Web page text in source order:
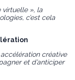
virtuelle », la
c’est cela
créative
et d’anticiper